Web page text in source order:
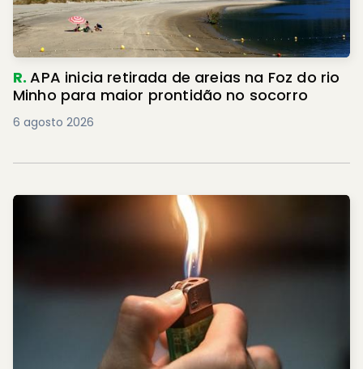
R.APA inicia retirada de areias na Foz do rio
Minho para maior prontidão no socorro
6 agosto 2026